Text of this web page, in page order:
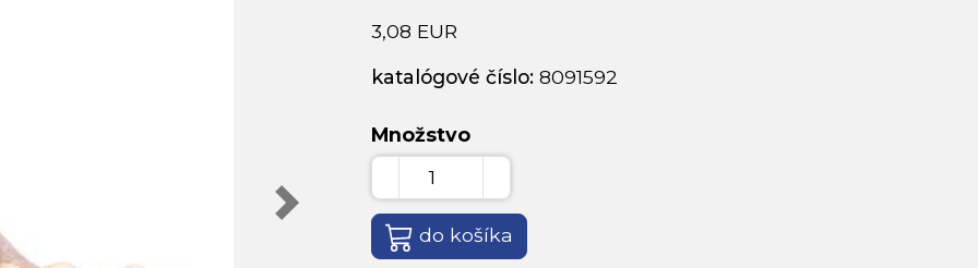
3,08 EUR
katalógové číslo:8091592
Množstvo
do košíka